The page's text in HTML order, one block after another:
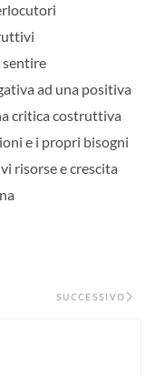
sentire
ad una positiva
critica costruttiva
e i propri bisogni
risorse e crescita
SUCCESSIVO